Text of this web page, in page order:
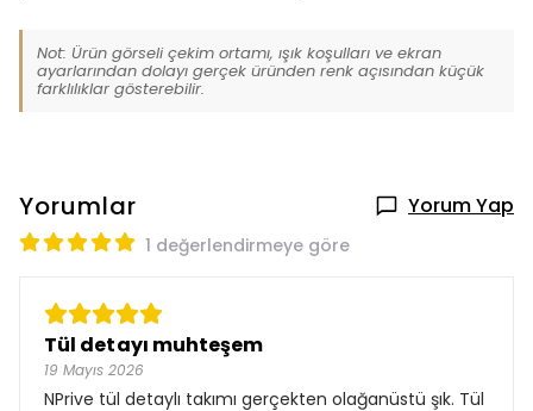
Not: Ürün görseli çekim ortamı, ışık koşulları ve ekran
ayarlarından dolayı gerçek üründen renk açısından küçük
farklılıklar gösterebilir.
Yorumlar Yorum Yap
1 değerlendirmeye göre
Tül detayı muhteşem
19 Mayıs 2026
NPrive tül detaylı takımı gerçekten olağanüstü şık. Tül